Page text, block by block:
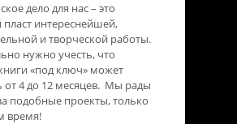
дело для нас – это
интереснейшей,
и творческой работы.
нужно учесть, что
«под ключ» может
от 4 до 12 месяцев. Мы рады
подобные проекты, только
время!